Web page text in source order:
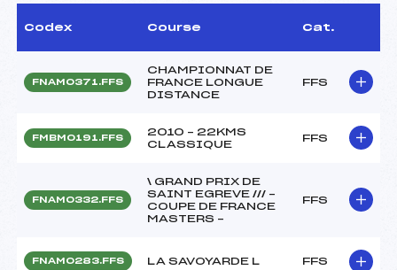
Codex Course Cat.
FNAM0371.FFS
CHAMPIONNAT DE
FRANCE LONGUE
DISTANCE
FFS
FMBM0191.FFS
2010 – 22KMS
CLASSIQUE
FFS
FNAM0332.FFS
\ GRAND PRIX DE
SAINT EGREVE /// –
COUPE DE FRANCE
MASTERS –
FFS
FNAM0283.FFS LA SAVOYARDE L FFS